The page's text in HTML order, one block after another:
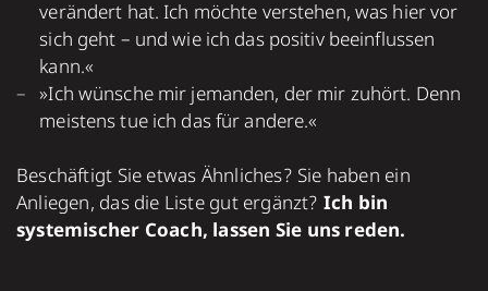
ver­ändert hat. Ich möchte ver­ste­hen, was hier vor
sich geht – und wie ich das posi­tiv beein­flus­sen
kann.«
»Ich wünsche mir jeman­den, der mir zuhört. Denn
meis­tens tue ich das für andere.«
Beschäftigt Sie etwas Ähnliches? Sie haben ein
Anliegen, das die Liste gut ergänzt? Ich bin
systemischer Coach, lassen Sie uns reden.